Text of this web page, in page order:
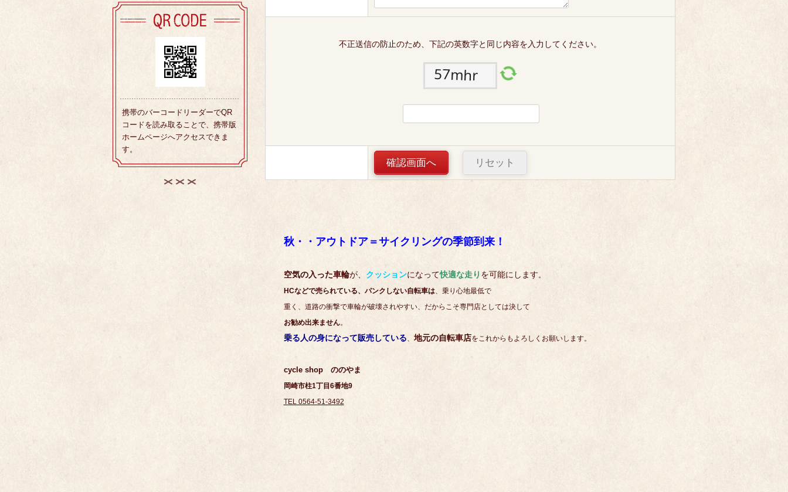
不正送信の防止のため、下記の英数字と同じ内容を入力してください。
秋・・アウトドア＝サイクリングの季節到来！
空気の入った車輪が、 クッションになって快適な走り を可能にします。
HCなどで売られている、パンクしない自転車は、乗り心地最低で
重く、道路の衝撃で車輪が破壊されやすい、だからこそ専門店としては決して
お勧め出来ません。
乗る人の身になって販売している、 地元の自転車店をこれからもよろしくお願いします。
cycle shop ののやま
岡崎市柱1丁目6番地9
TEL 0564-51-3492
携帯のバーコードリーダーでQR
コードを読み取ることで、携帯版
ホームページへアクセスできま
す。